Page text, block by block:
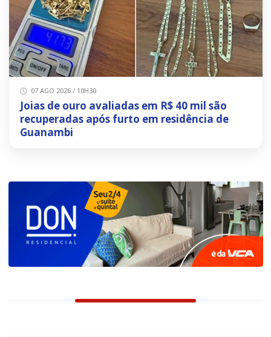
07 AGO 2026 / 10H30
Joias de ouro avaliadas em R$ 40 mil são
recuperadas após furto em residência de
Guanambi